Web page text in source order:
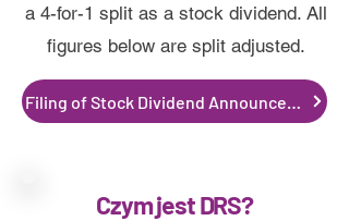
a 4-for-1 split as a stock dividend. All
figures below are split adjusted.
Czym jest DRS?